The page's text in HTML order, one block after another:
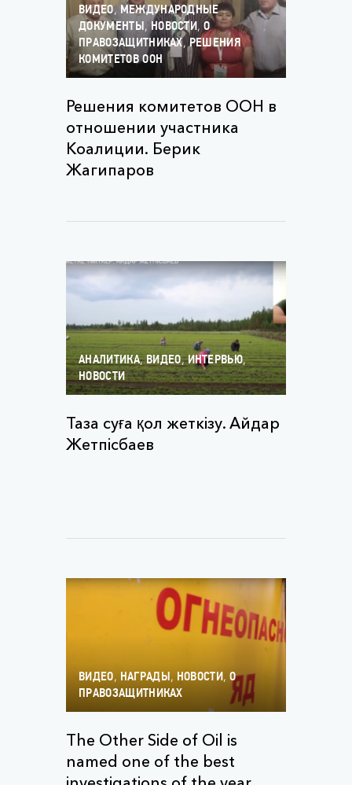
ВИДЕО, МЕЖДУНАРОДНЫЕ
ДОКУМЕНТЫ ,НОВОСТИ,О
ПРАВОЗАЩИТНИКАХ,РЕШЕНИЯ
КОМИТЕТОВ ООН
Решения комитетов ООН в
отношении участника
Коалиции. Берик
Жагипаров
АНАЛИТИКА,ВИДЕО,ИНТЕРВЬЮ,
НОВОСТИ
Таза суға қол жеткізу. Айдар
Жетпісбаев
ВИДЕО, НАГРАДЫ , НОВОСТИ,О
ПРАВОЗАЩИТНИКАХ
The Other Side of Oil is
named one of the best